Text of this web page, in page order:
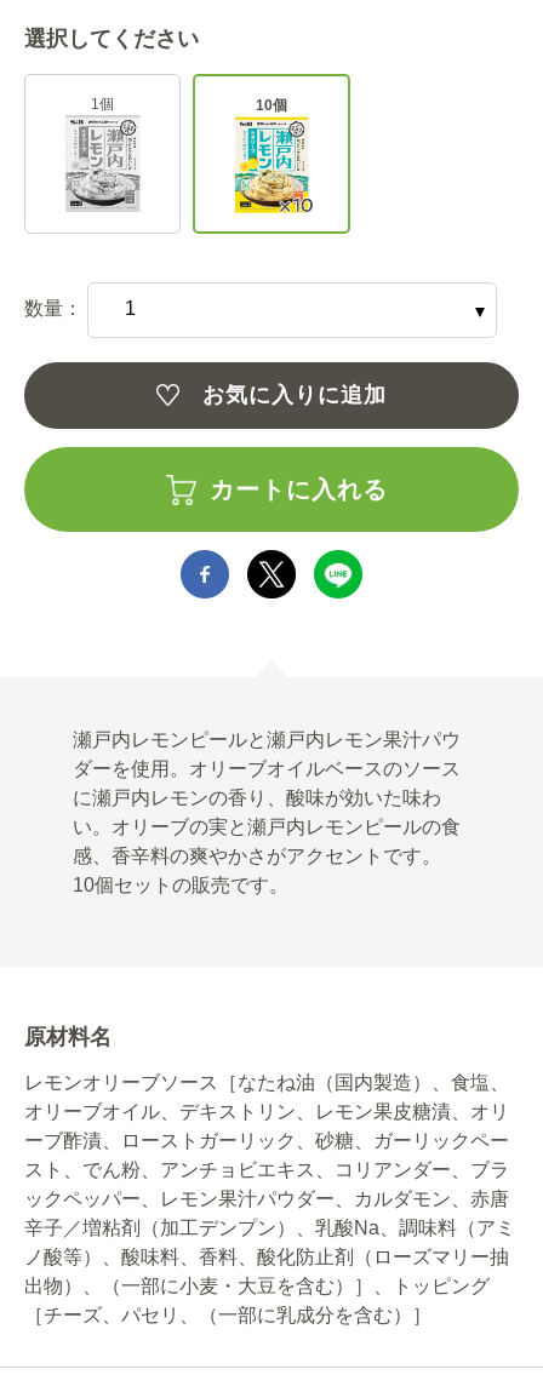
選択してください
1個 10個
数量：
お気に入りに追加
カートに入れる
瀬戸内レモンピールと瀬戸内レモン果汁パウ
ダーを使用。オリーブオイルベースのソース
に瀬戸内レモンの香り、酸味が効いた味わ
い。オリーブの実と瀬戸内レモンピールの食
感、香辛料の爽やかさがアクセントです。
10個セットの販売です。
原材料名
レモンオリーブソース［なたね油（国内製造）、食塩、
オリーブオイル、デキストリン、レモン果皮糖漬、オリ
ーブ酢漬、ローストガーリック、砂糖、ガーリックペー
スト、でん粉、アンチョビエキス、コリアンダー、ブラ
ックペッパー、レモン果汁パウダー、カルダモン、赤唐
辛子／増粘剤（加工デンプン）、乳酸Na、調味料（アミ
ノ酸等）、酸味料、香料、酸化防止剤（ローズマリー抽
出物）、（一部に小麦・大豆を含む）］、トッピング
［チーズ、パセリ、（一部に乳成分を含む）］